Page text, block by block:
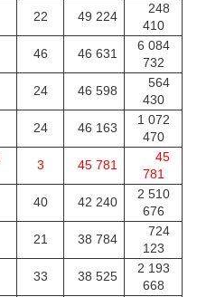
22 49 224
248
410
46 46 631
6 084
732
24 46 598
564
430
24 46 163
1 072
470
3 45 781
45
781
40 42 240
2 510
676
21 38 784
724
123
33 38 525
2 193
668